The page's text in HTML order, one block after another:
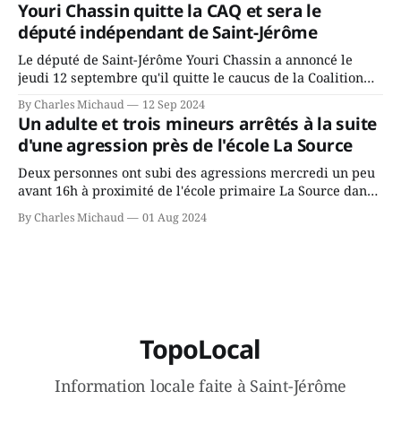
ans? Joindrait-il un autre parti, par exemple les
conservateurs d’Éric Duhaime? Que lui
Youri Chassin quitte la CAQ et sera le
député indépendant de Saint-Jérôme
Le député de Saint-Jérôme Youri Chassin a annoncé le
jeudi 12 septembre qu'il quitte le caucus de la Coalition
Avenir Québec de François Legault parce qu'il est déçu du
gouvernement de la CAQ, surtout de son incapacité, qu'il
juge chronique, à offrir des
By Charles Michaud 12 Sep 2024
Un adulte et trois mineurs arrêtés à la suite
d'une agression près de l'école La Source
Deux personnes ont subi des agressions mercredi un peu
avant 16h à proximité de l'école primaire La Source dans
le secteur Bellefeuille de Saint-Jérôme. L'une de deux
victimes aurait été écrasée sous un véhicule et aspergée
By Charles Michaud 01 Aug 2024
TopoLocal
Information locale faite à Saint-Jérôme